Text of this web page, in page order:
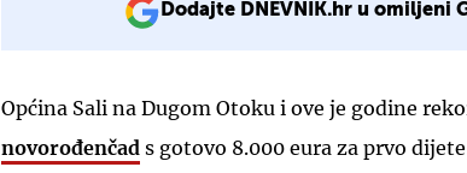
Dodajte DNEVNIK.hr u omiljeni
Općina Sali na Dugom Otoku i ove je godine
novorođenčad s gotovo 8.000 eura za prvo